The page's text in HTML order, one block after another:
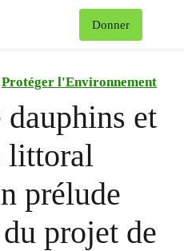
Donner
Protéger l'Environnement
dauphins et
littoral
prélude
projet de